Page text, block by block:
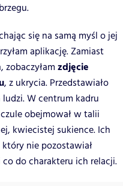
się na samą myśl o jej
aplikację. Zamiast
zdjęcie
, z ukrycia. Przedstawiało
ludzi. W centrum kadru
obejmował w talii
kwiecistej sukience. Ich
nie pozostawiał
do charakteru ich relacji.